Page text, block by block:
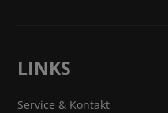
LINKS
Service & Kontakt